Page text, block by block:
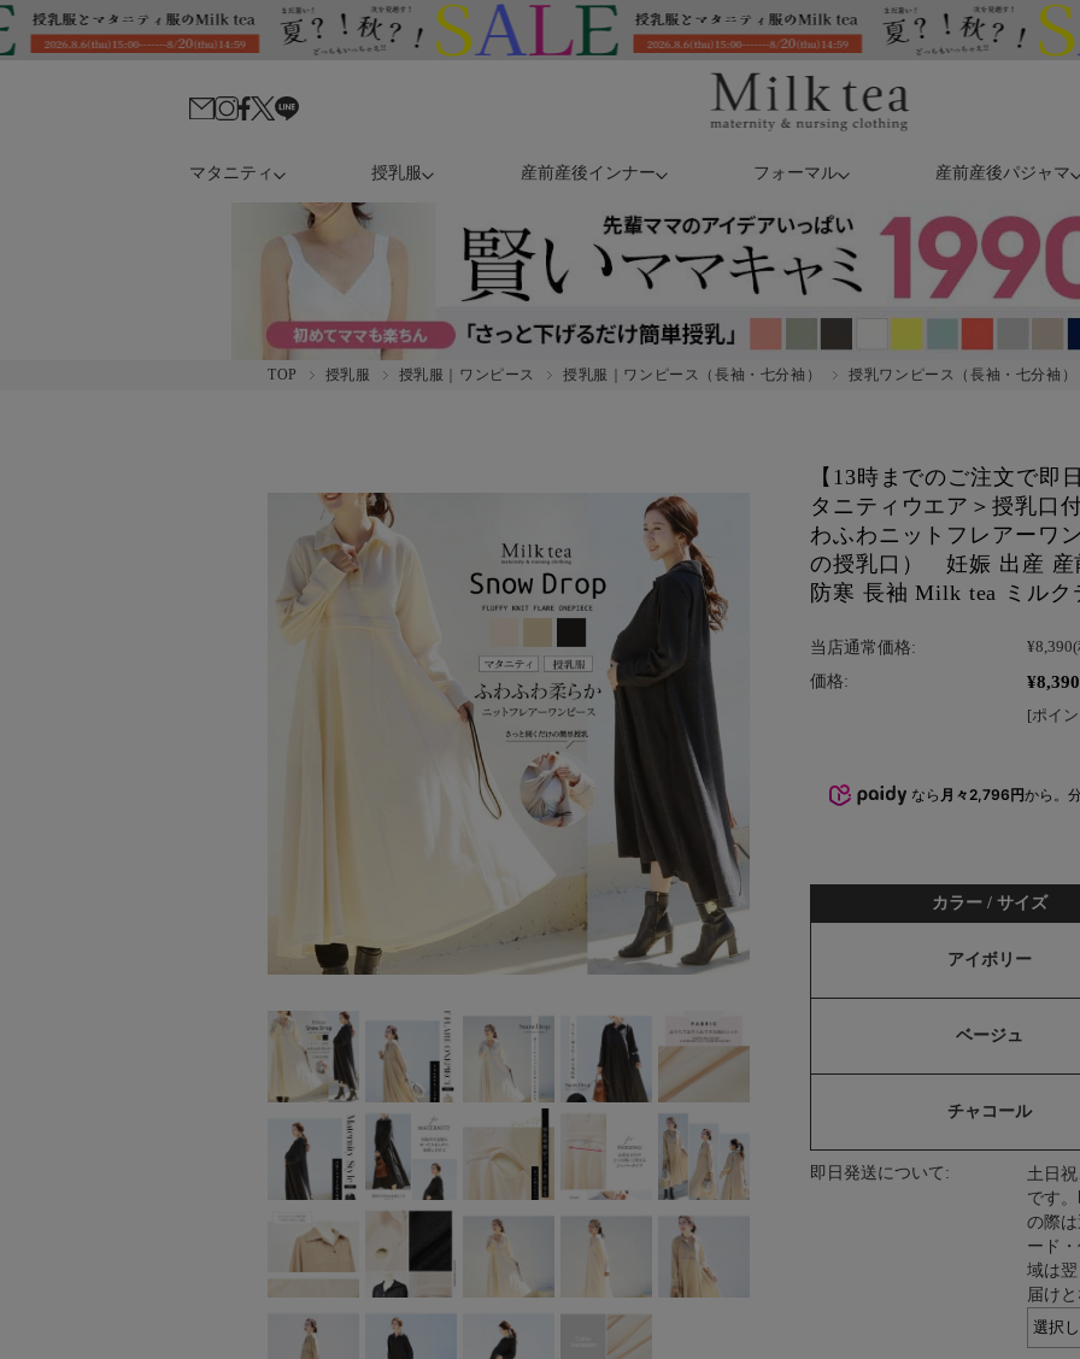
マタニティ 授乳服 産前産後インナー フォーマル 産前産後パジャマ
TOP 授乳服 授乳服｜ワンピース 授乳服｜ワンピース（長袖・七分袖） 授乳ワンピース（長袖・七分袖
【13時までのご注文で即
タニティウエア＞授乳口
わふわニットフレアーワ
の授乳口） 妊娠 出産 産
防寒 長袖 Milk tea ミルク
当店通常価格: ¥8,390
価格: ¥8,390
[ポイ
なら 月々2,796円から。
カラー / サイズ
アイボリー
ベージュ
チャコール
即日発送について:
土日
です
の際
ード
域は
届け